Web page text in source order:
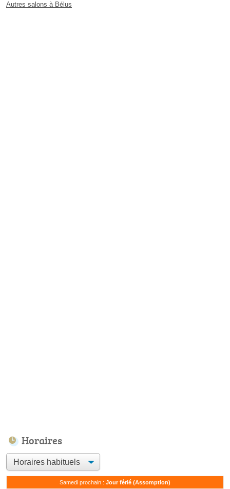
Autres salons à Bélus
Horaires
Samedi prochain : Jour férié (Assomption)